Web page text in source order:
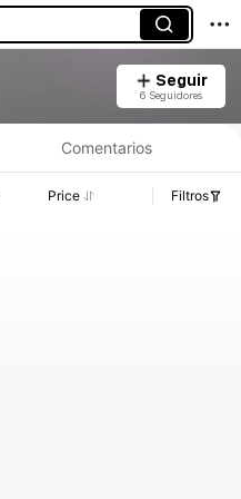
Seguir
6 Seguidores
Comentarios
Price Filtros